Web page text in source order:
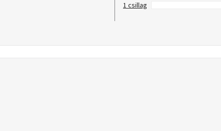
1 csillag